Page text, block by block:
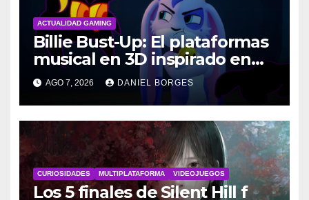
ACTUALIDAD GAMING
Billie Bust-Up: El plataformas
musical en 3D inspirado en
Disney
AGO 7, 2026 DANIEL BORGES
CURIOSIDADES MULTIPLATAFORMA VIDEOJUEGOS
Los 5 finales de Silent Hill f